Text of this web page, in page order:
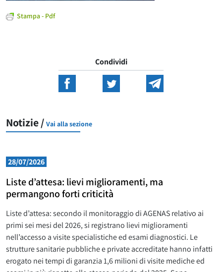
Stampa - Pdf
Condividi
Notizie / Vai alla sezione
28/07/2026
Liste d’attesa: lievi miglioramenti, ma
permangono forti criticità
Liste d’attesa: secondo il monitoraggio di AGENAS relativo ai
primi sei mesi del 2026, si registrano lievi miglioramenti
nell’accesso a visite specialistiche ed esami diagnostici. Le
strutture sanitarie pubbliche e private accreditate hanno infatti
erogato nei tempi di garanzia 1,6 milioni di visite mediche ed